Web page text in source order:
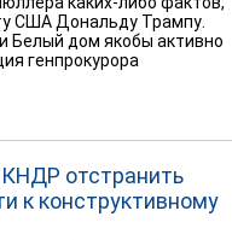
США Дональду Трампу.
Белый дом якобы активно
генпрокурора
отстранить
к конструктивному